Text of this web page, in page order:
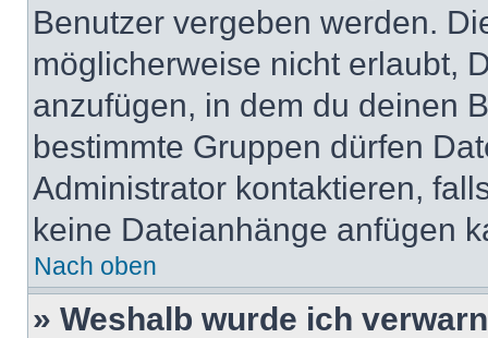
Benutzer vergeben werden.
möglicherweise nicht erlaubt,
anzufügen, in dem du deinen
bestimmte Gruppen dürfen
Administrator kontaktieren,
keine Dateianhänge anfügen
Nach oben
» Weshalb wurde ich